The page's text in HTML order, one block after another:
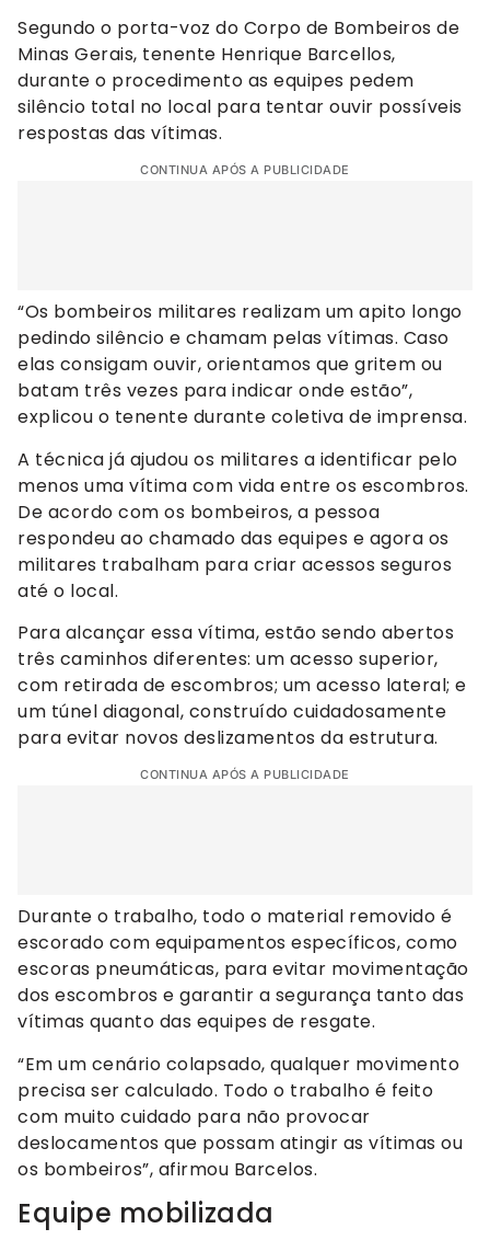
Segundo o porta-voz do Corpo de Bombeiros de
Minas Gerais, tenente Henrique Barcellos,
durante o procedimento as equipes pedem
silêncio total no local para tentar ouvir possíveis
respostas das vítimas.
CONTINUA APÓS A PUBLICIDADE
“Os bombeiros militares realizam um apito longo
pedindo silêncio e chamam pelas vítimas. Caso
elas consigam ouvir, orientamos que gritem ou
batam três vezes para indicar onde estão”,
explicou o tenente durante coletiva de imprensa.
A técnica já ajudou os militares a identificar pelo
menos uma vítima com vida entre os escombros.
De acordo com os bombeiros, a pessoa
respondeu ao chamado das equipes e agora os
militares trabalham para criar acessos seguros
até o local.
Para alcançar essa vítima, estão sendo abertos
três caminhos diferentes: um acesso superior,
com retirada de escombros; um acesso lateral; e
um túnel diagonal, construído cuidadosamente
para evitar novos deslizamentos da estrutura.
CONTINUA APÓS A PUBLICIDADE
Durante o trabalho, todo o material removido é
escorado com equipamentos específicos, como
escoras pneumáticas, para evitar movimentação
dos escombros e garantir a segurança tanto das
vítimas quanto das equipes de resgate.
“Em um cenário colapsado, qualquer movimento
precisa ser calculado. Todo o trabalho é feito
com muito cuidado para não provocar
deslocamentos que possam atingir as vítimas ou
os bombeiros”, afirmou Barcelos.
Equipe mobilizada